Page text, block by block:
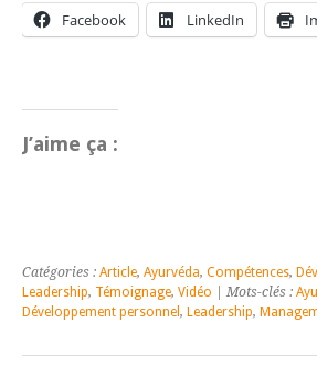
Facebook LinkedIn
J’aime ça :
Catégories : Article, Ayurvéda, Compétences,
Leadership, Témoignage, Vidéo | Mots-clés :
Développement personnel , Leadership,